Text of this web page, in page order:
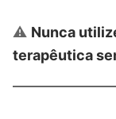
⚠️ Nunca
terapêutica